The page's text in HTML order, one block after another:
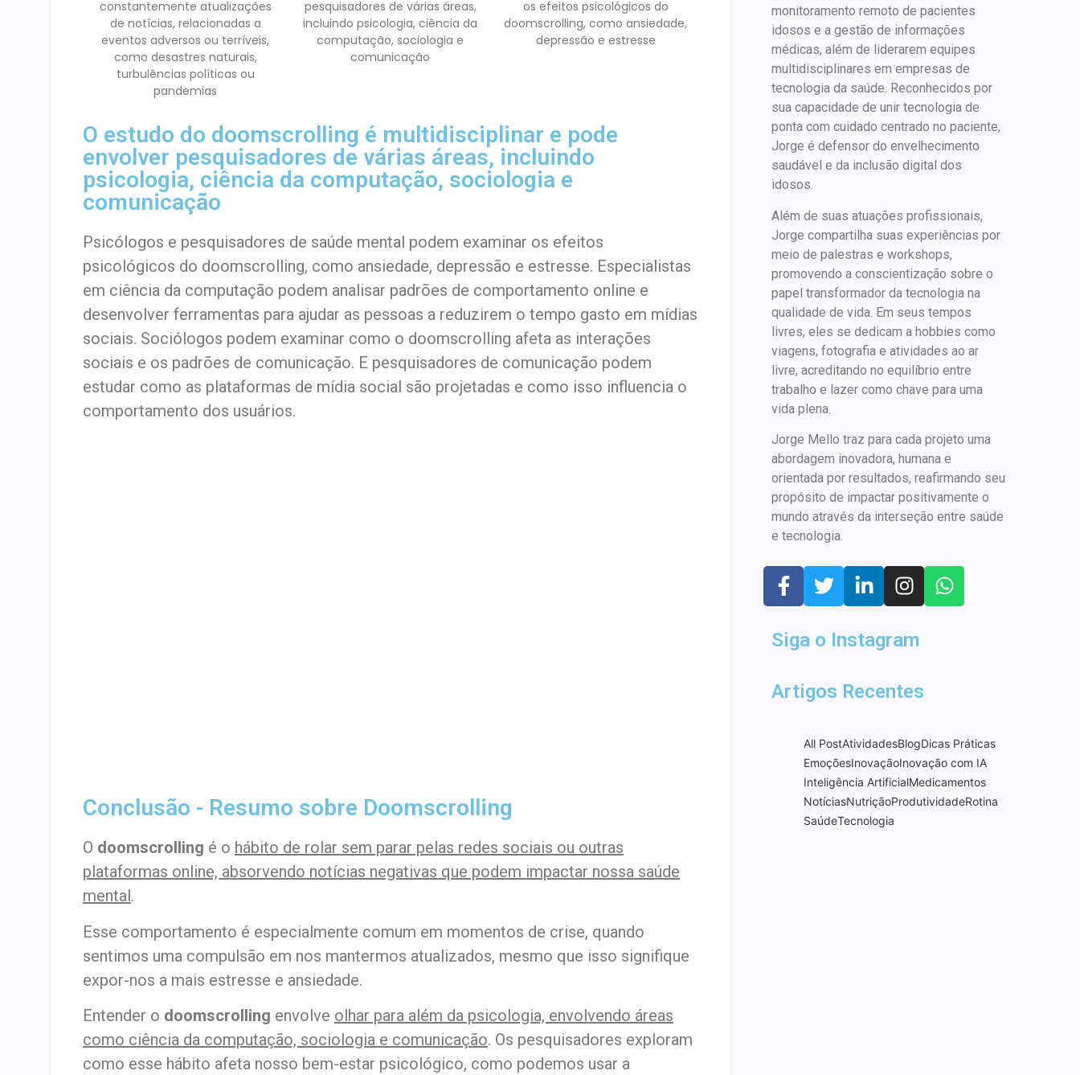
O estudo do doomscrolling é multidisciplinar e pode
envolver pesquisadores de várias áreas, incluindo
psicologia, ciência da computação, sociologia e
comunicação
Psicólogos e pesquisadores de saúde mental podem examinar os efeitos
psicológicos do doomscrolling, como ansiedade, depressão e estresse. Especialistas
em ciência da computação podem analisar padrões de comportamento online e
desenvolver ferramentas para ajudar as pessoas a reduzirem o tempo gasto em mídias
sociais. Sociólogos podem examinar como o doomscrolling afeta as interações
sociais e os padrões de comunicação. E pesquisadores de comunicação podem
estudar como as plataformas de mídia social são projetadas e como isso influencia o
comportamento dos usuários.
Conclusão - Resumo sobre Doomscrolling
O doomscrolling é o hábito de rolar sem parar pelas redes sociais ou outras
plataformas online, absorvendo notícias negativas que podem impactar nossa saúde
mental.
Esse comportamento é especialmente comum em momentos de crise, quando
sentimos uma compulsão em nos mantermos atualizados, mesmo que isso signifique
expor-nos a mais estresse e ansiedade.
Entender o doomscrolling envolve olhar para além da psicologia, envolvendo áreas
como ciência da computação, sociologia e comunicação. Os pesquisadores exploram
como esse hábito afeta nosso bem-estar psicológico, como podemos usar a
monitoramento remoto de pacientes
idosos e a gestão de informações
médicas, além de liderarem equipes
multidisciplinares em empresas de
tecnologia da saúde. Reconhecidos por
sua capacidade de unir tecnologia de
ponta com cuidado centrado no paciente,
Jorge é defensor do envelhecimento
saudável e da inclusão digital dos
idosos.
Além de suas atuações profissionais,
Jorge compartilha suas experiências por
meio de palestras e workshops,
promovendo a conscientização sobre o
papel transformador da tecnologia na
qualidade de vida. Em seus tempos
livres, eles se dedicam a hobbies como
viagens, fotografia e atividades ao ar
livre, acreditando no equilíbrio entre
trabalho e lazer como chave para uma
vida plena.
Jorge Mello traz para cada projeto uma
abordagem inovadora, humana e
orientada por resultados, reafirmando seu
propósito de impactar positivamente o
mundo através da interseção entre saúde
e tecnologia.
Siga o Instagram
Artigos Recentes
All PostAtividadesBlogDicas Práticas
EmoçõesInovaçãoInovação com IA
Inteligência ArtificialMedicamentos
NotíciasNutriçãoProdutividadeRotina
SaúdeTecnologia